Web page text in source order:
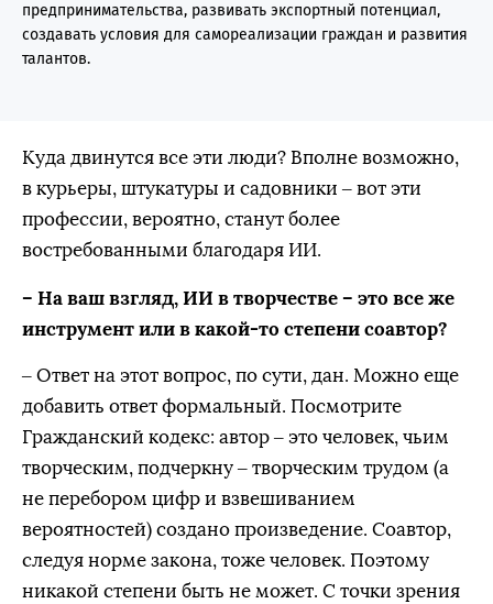
предпринимательства, развивать экспортный потенциал,
создавать условия для самореализации граждан и развития
талантов.
Куда двинутся все эти люди? Вполне возможно,
в курьеры, штукатуры и садовники – вот эти
профессии, вероятно, станут более
востребованными благодаря ИИ.
– На ваш взгляд, ИИ в творчестве – это все же
инструмент или в какой-то степени соавтор?
– Ответ на этот вопрос, по сути, дан. Можно еще
добавить ответ формальный. Посмотрите
Гражданский кодекс: автор – это человек, чьим
творческим, подчеркну – творческим трудом (а
не перебором цифр и взвешиванием
вероятностей) создано произведение. Соавтор,
следуя норме закона, тоже человек. Поэтому
никакой степени быть не может. С точки зрения